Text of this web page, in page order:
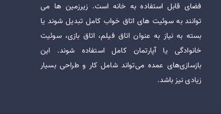
فضای قابل استفاده به خانه است. زیرزمین ها می
توانند به سوئیت های اتاق خواب کامل تبدیل شوند یا
بسته به نیاز به عنوان اتاق فیلم، اتاق بازی، سوئیت
خانوادگی یا آپارتمان کامل استفاده شوند. این
بازسازی‌های عمده می‌تواند شامل کار و طراحی بسیار
زیادی نیز باشد.